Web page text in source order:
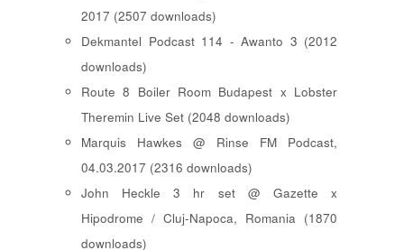
2017 (2507 downloads)
Dekmantel Podcast 114 - Awanto 3 (2012
downloads)
Route 8 Boiler Room Budapest x Lobster
Theremin Live Set (2048 downloads)
Marquis Hawkes @ Rinse FM Podcast,
04.03.2017 (2316 downloads)
John Heckle 3 hr set @ Gazette x
Hipodrome / Cluj-Napoca, Romania (1870
downloads)